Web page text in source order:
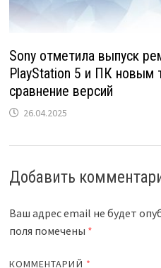
Sony отметила выпуск
PlayStation 5 и ПК новым
сравнение версий
26.04.2025
Добавить
Ваш адрес email не будет
поля помечены *
КОММЕНТАРИЙ *